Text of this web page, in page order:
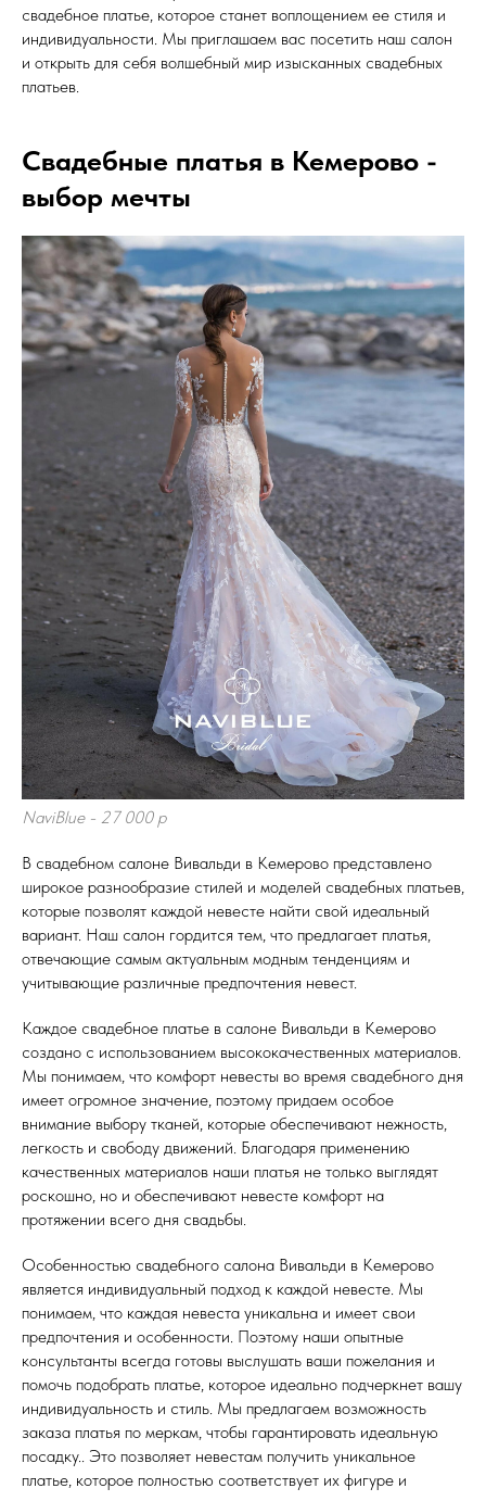
свадебное платье, которое станет воплощением ее стиля и
индивидуальности. Мы приглашаем вас посетить наш салон
и открыть для себя волшебный мир изысканных свадебных
платьев.
Свадебные платья в Кемерово -
выбор мечты
NaviBlue - 27 000 р
В свадебном салоне Вивальди в Кемерово представлено
широкое разнообразие стилей и моделей свадебных платьев,
которые позволят каждой невесте найти свой идеальный
вариант. Наш салон гордится тем, что предлагает платья,
отвечающие самым актуальным модным тенденциям и
учитывающие различные предпочтения невест.
Каждое свадебное платье в салоне Вивальди в Кемерово
создано с использованием высококачественных материалов.
Мы понимаем, что комфорт невесты во время свадебного дня
имеет огромное значение, поэтому придаем особое
внимание выбору тканей, которые обеспечивают нежность,
легкость и свободу движений. Благодаря применению
качественных материалов наши платья не только выглядят
роскошно, но и обеспечивают невесте комфорт на
протяжении всего дня свадьбы.
Особенностью свадебного салона Вивальди в Кемерово
является индивидуальный подход к каждой невесте. Мы
понимаем, что каждая невеста уникальна и имеет свои
предпочтения и особенности. Поэтому наши опытные
консультанты всегда готовы выслушать ваши пожелания и
помочь подобрать платье, которое идеально подчеркнет вашу
индивидуальность и стиль. Мы предлагаем возможность
заказа платья по меркам, чтобы гарантировать идеальную
посадку.. Это позволяет невестам получить уникальное
платье, которое полностью соответствует их фигуре и